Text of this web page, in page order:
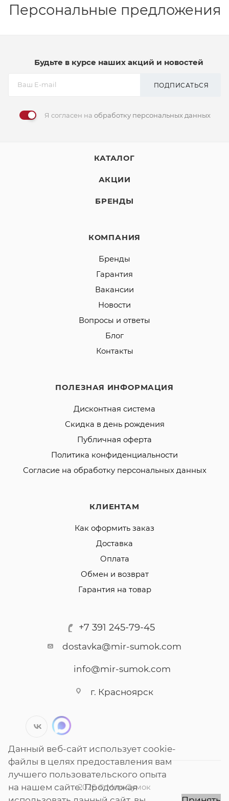
Персональные предложения
Будьте в курсе наших акций и новостей
ПОДПИСАТЬСЯ
Я согласен на обработку персональных данных
КАТАЛОГ
АКЦИИ
БРЕНДЫ
КОМПАНИЯ
Бренды
Гарантия
Вакансии
Новости
Вопросы и ответы
Блог
Контакты
ПОЛЕЗНАЯ ИНФОРМАЦИЯ
Дисконтная система
Скидка в день рождения
Публичная оферта
Политика конфиденциальности
Согласие на обработку персональных данных
КЛИЕНТАМ
Как оформить заказ
Доставка
Оплата
Обмен и возврат
Гарантия на товар
+7 391 245-79-45
dostavka@mir-sumok.com
info@mir-sumok.com
г. Красноярск
2026 © Мир Сумок
Данный веб-сайт использует cookie-
файлы в целях предоставления вам
лучшего пользовательского опыта
на нашем сайте. Продолжая